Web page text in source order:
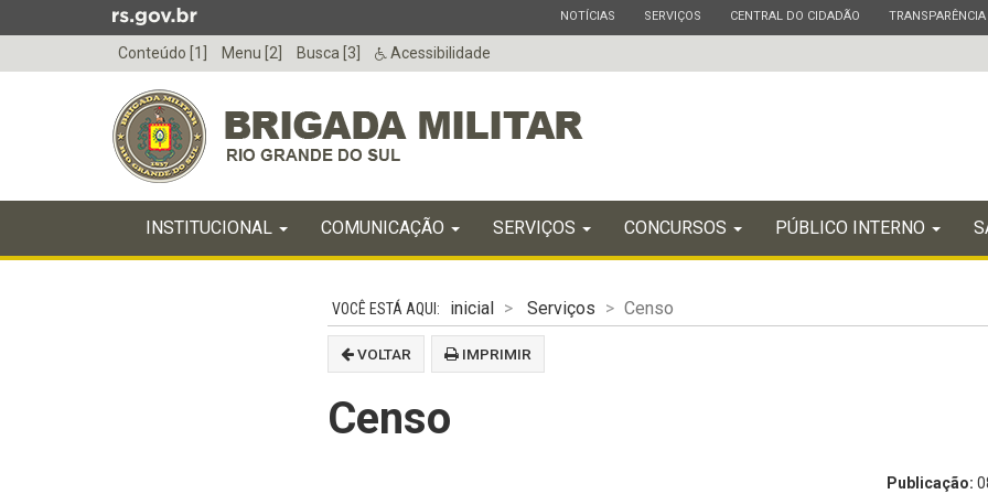
para
menu
ESTADO
NOTÍCIAS ESTADO
SERVIÇOS ESTADO
CENTRAL DO CIDADÃO ESTADO
TRANSPARÊNCIA
Conteúdo [1] Menu [2] Busca [3] Acessibilidade
do
menu
INICIAL
INSTITUCIONAL COMUNICAÇÃO SERVIÇOS CONCURSOS PÚBLICO INTERNO
inicial Serviços Censo
VOLTAR IMPRIMIR
Censo
Publicação: